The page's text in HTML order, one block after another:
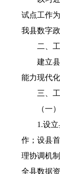
试点工作
我县数字
二、工
建立县、
能力现代
三、工
（一）
1.设立县
作；设县
理协调机
全县数据